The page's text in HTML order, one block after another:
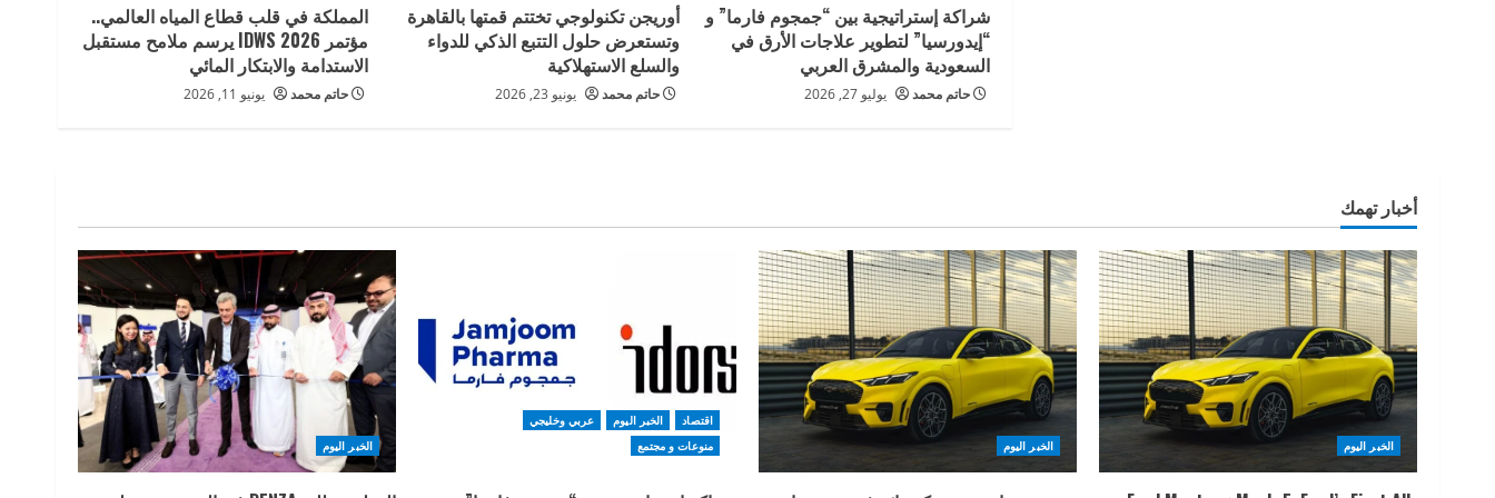
شراكة إستراتيجية بين “جمجوم فارما” و
“إيدورسيا” لتطوير علاجات الأرق في
السعودية والمشرق العربي
حاتم محمد يوليو 27, 2026
أوريجن تكنولوجي تختتم قمتها بالقاهرة
وتستعرض حلول التتبع الذكي للدواء
والسلع الاستهلاكية
حاتم محمد يونيو 23, 2026
المملكة في قلب قطاع المياه العالمي..
مؤتمر IDWS 2026 يرسم ملامح مستقبل
الاستدامة والابتكار المائي
حاتم محمد يونيو 11, 2026
أخبار تهمك
الخبر اليوم الخبر اليوم
اقتصاد الخبر اليوم
عربي وخليجي
منوعات و مجتمع
الخبر اليوم